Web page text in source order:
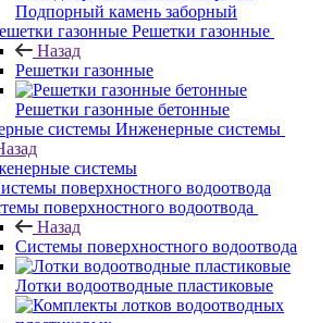
Подпорный камень заборный
Решетки газонные
Назад
Решетки газонные
Решетки газонные бетонные
Инженерные системы
системы
поверхностного водоотвода
Назад
Системы поверхностного водоотвода
Лотки водоотводные пластиковые